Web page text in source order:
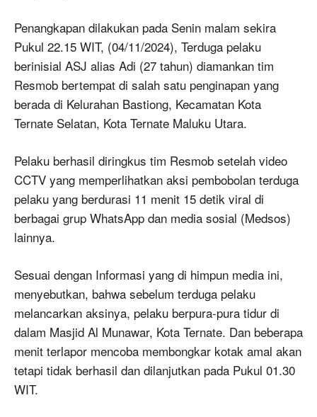
Penangkapan dilakukan pada Senin malam sekira
Pukul 22.15 WIT, (04/11/2024), Terduga pelaku
berinisial ASJ alias Adi (27 tahun) diamankan tim
Resmob bertempat di salah satu penginapan yang
berada di Kelurahan Bastiong, Kecamatan Kota
Ternate Selatan, Kota Ternate Maluku Utara.
Pelaku berhasil diringkus tim Resmob setelah video
CCTV yang memperlihatkan aksi pembobolan terduga
pelaku yang berdurasi 11 menit 15 detik viral di
berbagai grup WhatsApp dan media sosial (Medsos)
lainnya.
Sesuai dengan Informasi yang di himpun media ini,
menyebutkan, bahwa sebelum terduga pelaku
melancarkan aksinya, pelaku berpura-pura tidur di
dalam Masjid Al Munawar, Kota Ternate. Dan beberapa
menit terlapor mencoba membongkar kotak amal akan
tetapi tidak berhasil dan dilanjutkan pada Pukul 01.30
WIT.